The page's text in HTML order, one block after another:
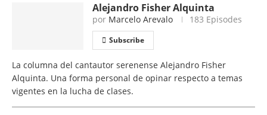
Alejandro Fisher Alquinta
por Marcelo Arevalo 183 Episodes
Subscribe
La columna del cantautor serenense Alejandro Fisher
Alquinta. Una forma personal de opinar respecto a temas
vigentes en la lucha de clases.